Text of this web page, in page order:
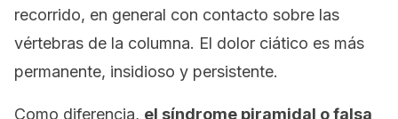
recorrido, en general con contacto sobre las
vértebras de la columna. El dolor ciático es más
permanente, insidioso y persistente.
Como diferencia, el síndrome piramidal o falsa